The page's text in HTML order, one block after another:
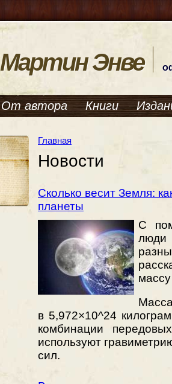
Мартин Энве
От автора Книги
Главная
Новости
Сколько весит Земля:
планеты
С
в 5,972×10^24
комбинации
используют
сил.